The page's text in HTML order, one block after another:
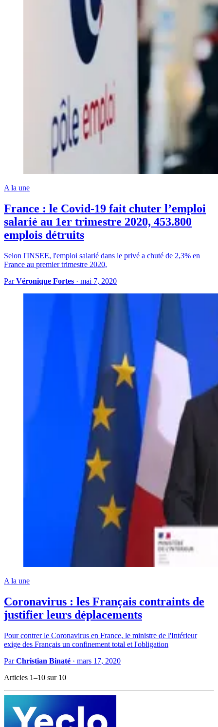
A la une
France : le Covid-19 fait chuter l’emploi
salarié au 1er trimestre 2020, 453.800
emplois détruits
Selon l'INSEE, l'emploi salarié dans le privé a chuté de 2,3% en
France au premier trimestre 2020,
ParVéronique Fortes · mai 7, 2020
A la une
Coronavirus : les Français contraints de
justifier leurs déplacements
Pour contrer le Coronavirus en France, le ministre de l'Intérieur
exige des Français un confinement total et l'obligation
ParChristian Binaté · mars 17, 2020
Articles 1–10 sur 10